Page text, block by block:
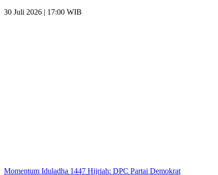
30 Juli 2026 | 17:00 WIB
Momentum Iduladha 1447 Hijriah: DPC Partai Demokrat